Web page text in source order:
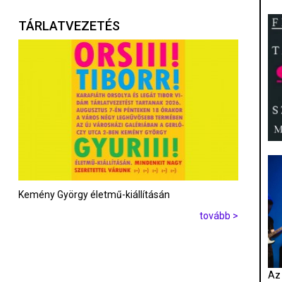
TÁRLATVEZETÉS
Kemény György életmű-kiállításán
tovább >
Az